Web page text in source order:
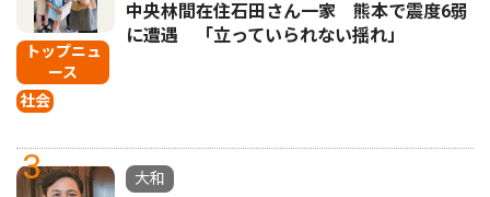
トップニュ
ース
社会
中央林間在住石田さん一家 熊本で震度6弱
に遭遇 「立っていられない揺れ」
3
大和